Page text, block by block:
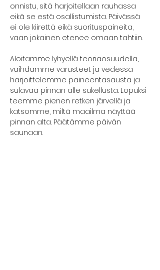
onnistu, sitä harjoitellaan rauhassa
eikä se estä osallistumista. Päivässä
ei ole kiirettä eikä suorituspaineita,
vaan jokainen etenee omaan tahtiin.
Aloitamme lyhyellä teoriaosuudella,
vaihdamme varusteet ja vedessä
harjoittelemme paineentasausta ja
sulavaa pinnan alle sukellusta. Lopuksi
teemme pienen retken järvellä ja
katsomme, miltä maailma näyttää
pinnan alta. Päätämme päivän
saunaan.